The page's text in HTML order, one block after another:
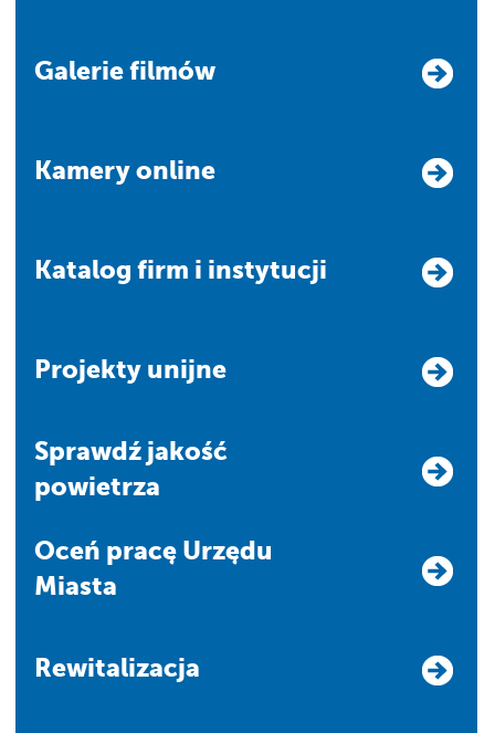
Galerie filmów
Kamery online
Katalog firm i instytucji
Projekty unijne
Sprawdź jakość
powietrza
Oceń pracę Urzędu
Miasta
Rewitalizacja